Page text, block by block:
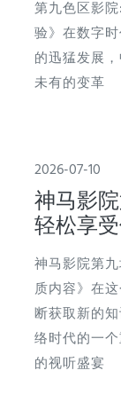
第九色区影
验》在数字
的迅猛发展
未有的变革
2026-07-10
神马影
轻松享
神马影院第
质内容》在
断获取新的
络时代的一
的视听盛宴